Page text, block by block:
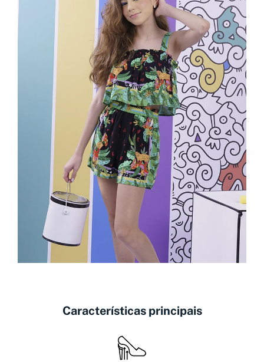
Características principais